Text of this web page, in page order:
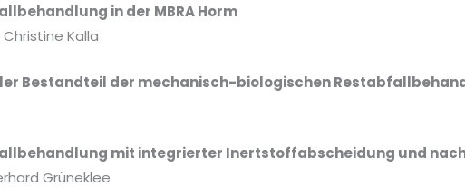
in der MBRA Horm
Christine Kalla
Bestandteil der mechanisch-biologischen
mit integrierter Inertstoffabscheidung und
Grüneklee